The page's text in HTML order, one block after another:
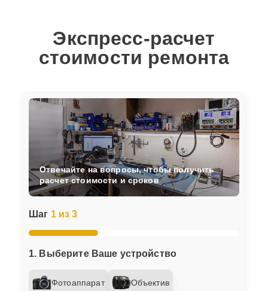
Экспресс-расчет
стоимости ремонта
Шаг 1 из 3
1. Выберите Ваше устройство
Фотоаппарат Объектив
Отвечайте на вопросы, чтобы получить
расчет стоимости и сроков